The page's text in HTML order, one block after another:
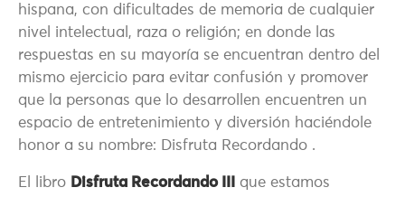
hispana, con dificultades de memoria de cualquier
nivel intelectual, raza o religión; en donde las
respuestas en su mayoría se encuentran dentro del
mismo ejercicio para evitar confusión y promover
que la personas que lo desarrollen encuentren un
espacio de entretenimiento y diversión haciéndole
honor a su nombre: Disfruta Recordando .
El libro Disfruta Recordando III
que estamos